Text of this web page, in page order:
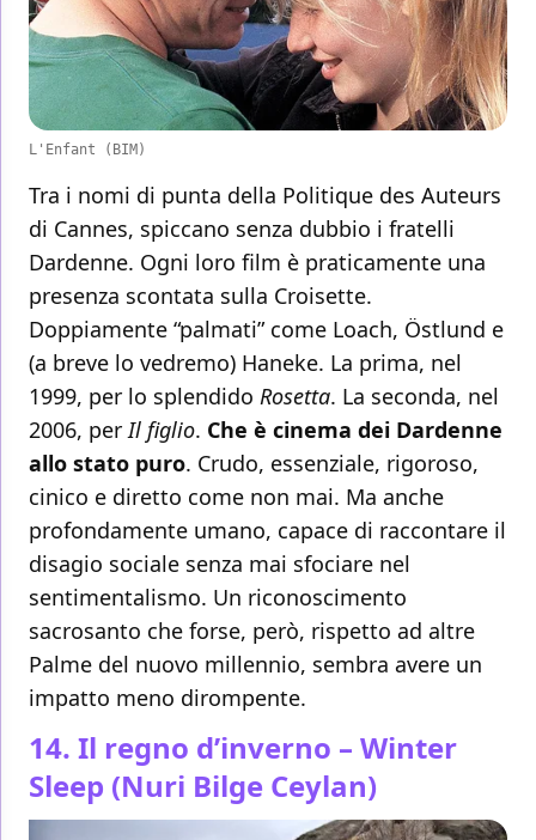
L'Enfant (BIM)
Tra i nomi di punta della Politique des Auteurs
di Cannes, spiccano senza dubbio i fratelli
Dardenne. Ogni loro film è praticamente una
presenza scontata sulla Croisette.
Doppiamente “palmati” come Loach, Östlund e
(a breve lo vedremo) Haneke. La prima, nel
1999, per lo splendido Rosetta. La seconda, nel
2006, per Il figlio. Che è cinema dei Dardenne
allo stato puro. Crudo, essenziale, rigoroso,
cinico e diretto come non mai. Ma anche
profondamente umano, capace di raccontare il
disagio sociale senza mai sfociare nel
sentimentalismo. Un riconoscimento
sacrosanto che forse, però, rispetto ad altre
Palme del nuovo millennio, sembra avere un
impatto meno dirompente.
14. Il regno d’inverno – Winter
Sleep (Nuri Bilge Ceylan)